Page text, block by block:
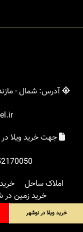
آدرس: شمال -
جهت خرید ویلا
املاک ساحل
خرید زمین در
خرید آپارتمان در شمال
ورود
خرید ویلا در نوشهر